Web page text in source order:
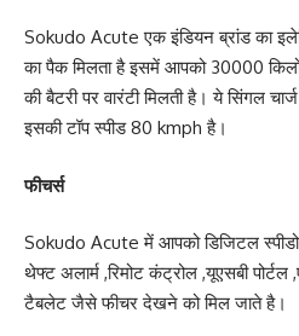
Sokudo Acute एक इंडियन ब्रांड का
का पैक मिलता है इसमें आपको 30000
की बैटरी पर वारंटी मिलती है। ये सिंगल
इसकी टॉप स्पीड 80 kmph है।
फीचर्स
Sokudo Acute में आपको डिजिटल
थेफ्ट अलार्म ,रिमोट कंट्रोल ,यूएसबी
टैबलेट जैसे फीचर देखने को मिल जाते है।